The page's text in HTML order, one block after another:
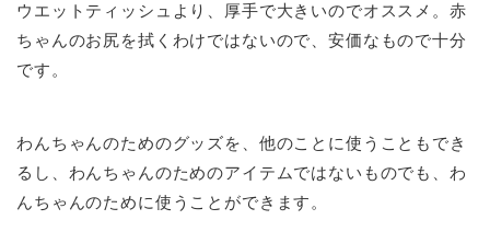
ウエットティッシュより、厚手で大きいのでオススメ。赤
ちゃんのお尻を拭くわけではないので、安価なもので十分
です。
わんちゃんのためのグッズを、他のことに使うこともでき
るし、わんちゃんのためのアイテムではないものでも、わ
んちゃんのために使うことができます。